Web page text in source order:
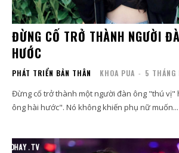
ĐỪNG CỐ TRỞ THÀNH NGƯỜI
HƯỚC
PHÁT TRIỂN BẢN THÂN KHOA PUA - 5
Đừng cố trở thành một người đàn ông "thú vị"
ông hài hước". Nó không khiến phụ nữ muốn...